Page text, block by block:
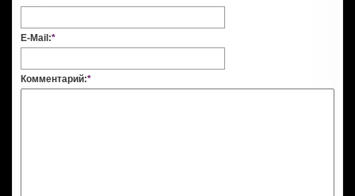
E-Mail:*
Комментарий:*